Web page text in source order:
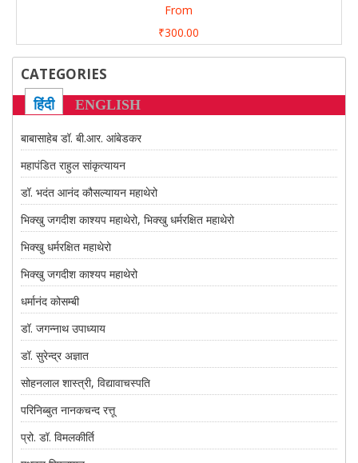
OUR WRITERS
GALLERY
CONTACT US
From
₹300.00
CATEGORIES
हिंदी ENGLISH
बाबासाहेब डॉ. बी.आर. आंबेडकर
महापंडित राहुल सांकृत्यायन
डॉ. भदंत आनंद कौसल्यायन महाथेरो
भिक्खु जगदीश काश्यप महाथेरो, भिक्खु धर्मरक्षित महाथेरो
भिक्खु धर्मरक्षित महाथेरो
भिक्खु जगदीश काश्यप महाथेरो
धर्मानंद कोसम्बी
डॉ. जगन्नाथ उपाध्याय
डॉ. सुरेन्द्र अज्ञात
सोहनलाल शास्त्री, विद्यावाचस्पति
परिनिब्बुत नानकचन्द रत्तू
प्रो. डॉ. विमलकीर्ति